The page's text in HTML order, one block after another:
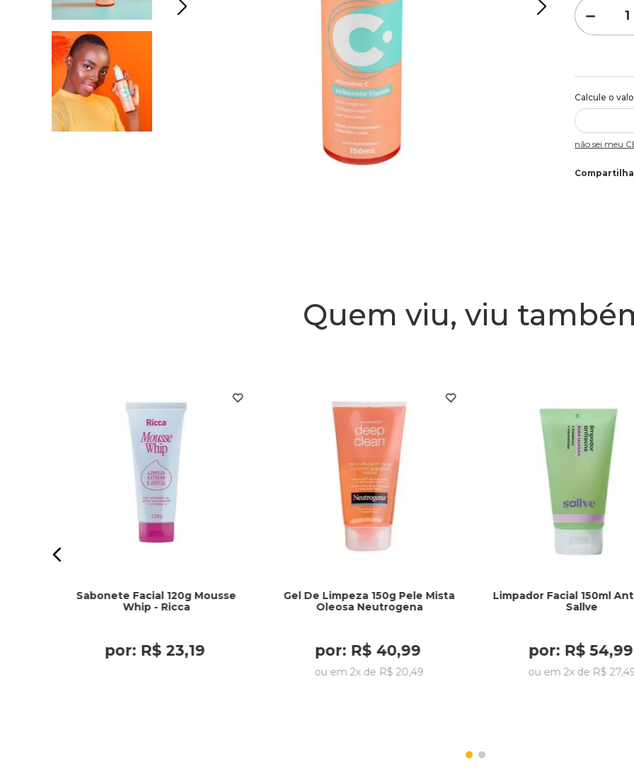
－
Não sei meu
Quem viu, viu
Sabonete Facial 120g Mousse
Whip - Ricca
por: R$ 23,19
Gel De Limpeza 150g Pele Mista
Oleosa Neutrogena
por: R$ 40,99
ou em2x de R$ 20,49
Limpador Facial 150ml
Sallve
por: R$ 54,99
ou em2x de R$ 27,